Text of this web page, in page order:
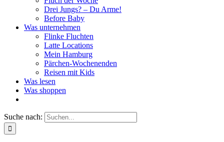
Drei Jungs? – Du Arme!
Before Baby
Was unternehmen
Flinke Fluchten
Latte Locations
Mein Hamburg
Pärchen-Wochenenden
Reisen mit Kids
Was lesen
Was shoppen
Suche nach: